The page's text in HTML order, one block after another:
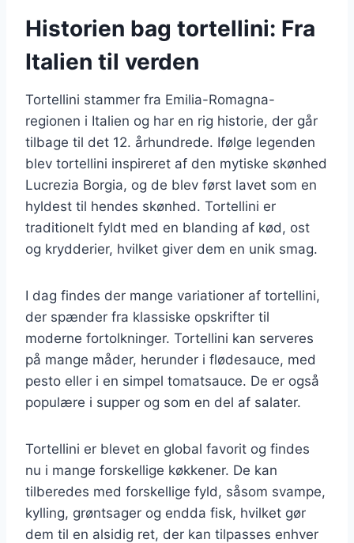
Historien bag tortellini: Fra
Italien til verden
Tortellini stammer fra Emilia-Romagna-
regionen i Italien og har en rig historie, der går
tilbage til det 12. århundrede. Ifølge legenden
blev tortellini inspireret af den mytiske skønhed
Lucrezia Borgia, og de blev først lavet som en
hyldest til hendes skønhed. Tortellini er
traditionelt fyldt med en blanding af kød, ost
og krydderier, hvilket giver dem en unik smag.
I dag findes der mange variationer af tortellini,
der spænder fra klassiske opskrifter til
moderne fortolkninger. Tortellini kan serveres
på mange måder, herunder i flødesauce, med
pesto eller i en simpel tomatsauce. De er også
populære i supper og som en del af salater.
Tortellini er blevet en global favorit og findes
nu i mange forskellige køkkener. De kan
tilberedes med forskellige fyld, såsom svampe,
kylling, grøntsager og endda fisk, hvilket gør
dem til en alsidig ret, der kan tilpasses enhver